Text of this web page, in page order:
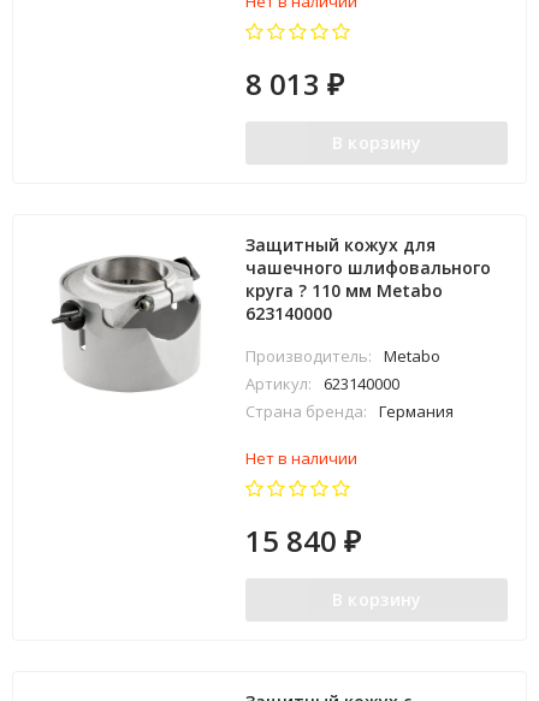
8 013₽
В корзину
Защитный кожух для
чашечного шлифовального
круга ? 110 мм Metabo
623140000
Производитель:
Metabo
Артикул:
623140000
Страна бренда:
Германия
Нет в наличии
15 840₽
В корзину